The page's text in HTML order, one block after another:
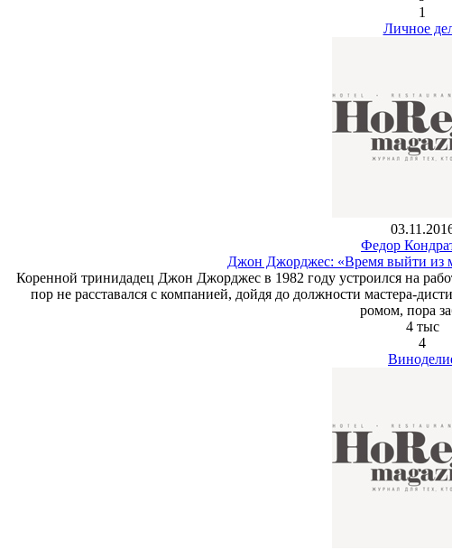
1
Личное
Федор
Джон Джорджес: «Время выйти из
Коренной тринидадец Джон Джорджес в 1982 году устроился на
пор не расставался с компанией, дойдя до должности мастера-
ромом, пора
4 тыс
4